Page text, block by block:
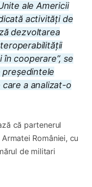
ale Americii
activități de
dezvoltarea
cooperare”, se
președintele
a analizat-o
că partenerul
României, cu
de militari